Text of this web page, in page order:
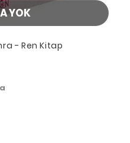
YOK
- Ren Kitap